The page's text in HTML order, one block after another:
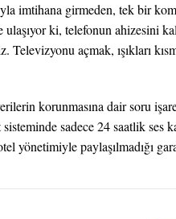
imtihana girmeden, tek bir
ki, telefonun ahizesini
Televizyonu açmak, ışıkları
korunmasına dair soru
sadece 24 saatlik ses
yönetimiyle paylaşılmadığı